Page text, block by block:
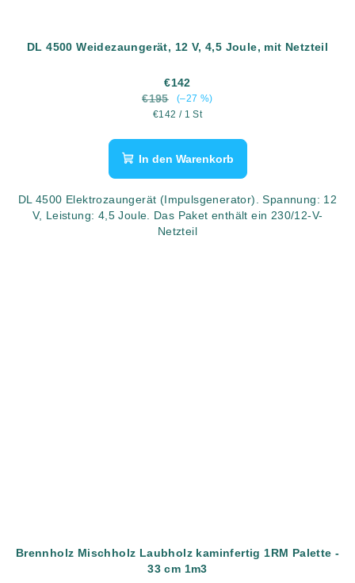
DL 4500 Weidezaungerät, 12 V, 4,5 Joule, mit Netzteil
€142
€195
(–27 %)
Verkaufspreis:
€142 / 1 St
In den Warenkorb
DL 4500 Elektrozaungerät (Impulsgenerator). Spannung: 12
V, Leistung: 4,5 Joule. Das Paket enthält ein 230/12-V-
Netzteil
Brennholz Mischholz Laubholz kaminfertig 1RM Palette -
33 cm 1m3